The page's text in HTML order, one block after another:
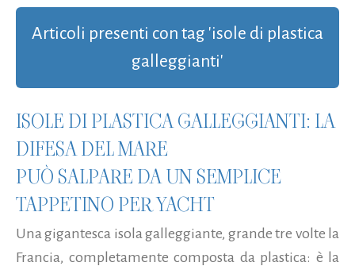
Articoli presenti con tag 'isole di plastica
galleggianti'
ISOLE DI PLASTICA GALLEGGIANTI: LA
DIFESA DEL MARE
PUÒ SALPARE DA UN SEMPLICE
TAPPETINO PER YACHT
Una gigantesca isola galleggiante, grande tre volte la
Francia, completamente composta da plastica: è la